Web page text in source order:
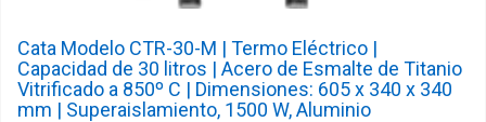
Cata Modelo CTR-30-M | Termo Eléctrico |
Capacidad de 30 litros | Acero de Esmalte de Titanio
Vitrificado a 850º C | Dimensiones: 605 x 340 x 340
mm | Superaislamiento, 1500 W, Aluminio